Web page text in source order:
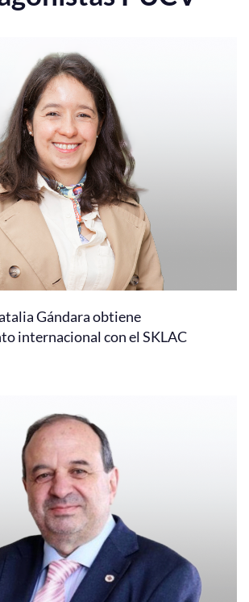
Gándara obtiene
internacional con el SKLAC